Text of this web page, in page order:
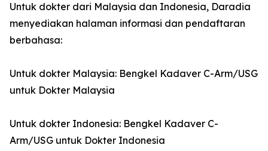
Untuk dokter dari Malaysia dan Indonesia, Daradia
menyediakan halaman informasi dan pendaftaran
berbahasa:
Untuk dokter Malaysia: Bengkel Kadaver C-Arm/USG
untuk Dokter Malaysia
Untuk dokter Indonesia: Bengkel Kadaver C-
Arm/USG untuk Dokter Indonesia